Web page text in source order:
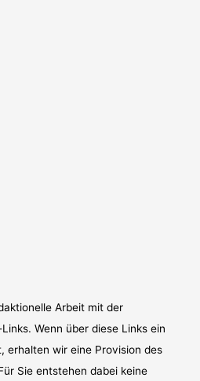
Arbeit mit der
Wenn über diese Links ein
erhalten wir eine Provision des
Sie entstehen dabei keine